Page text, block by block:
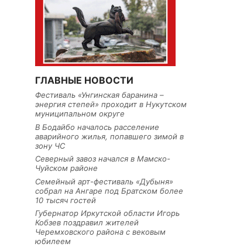
ГЛАВНЫЕ НОВОСТИ
Фестиваль «Унгинская баранина –
энергия степей» проходит в Нукутском
муниципальном округе
В Бодайбо началось расселение
аварийного жилья, попавшего зимой в
зону ЧС
Северный завоз начался в Мамско-
Чуйском районе
Семейный арт-фестиваль «Дубыня»
собрал на Ангаре под Братском более
10 тысяч гостей
Губернатор Иркутской области Игорь
Кобзев поздравил жителей
Черемховского района с вековым
юбилеем